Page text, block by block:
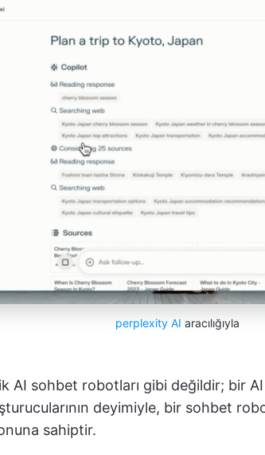
perplexity AI aracılığıyla
AI sohbet robotları gibi değildir; bir
deyimiyle, bir sohbet
sahiptir.